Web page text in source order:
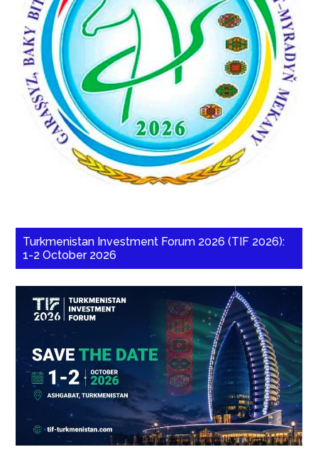
Turkmenistan Investment Forum 2026 (TIF 2026):
1-2 October 2026